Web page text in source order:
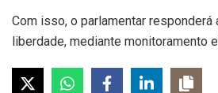
Com isso, o parlamentar
liberdade, mediante monitoramento